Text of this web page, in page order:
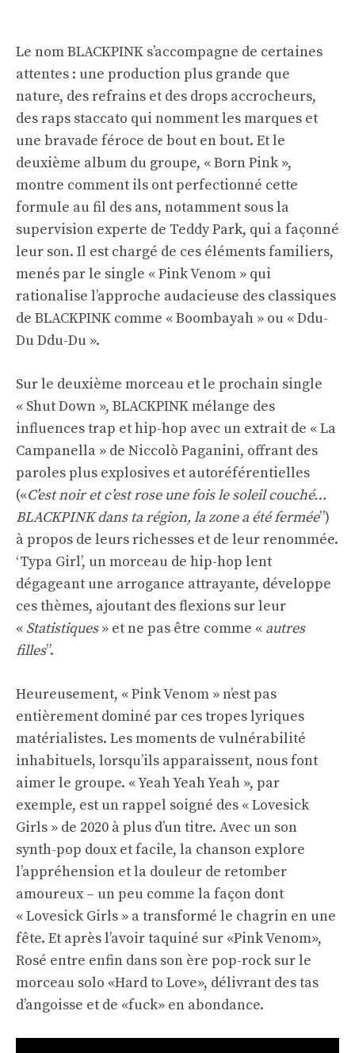
Le nom BLACKPINK s’accompagne de certaines
attentes : une production plus grande que
nature, des refrains et des drops accrocheurs,
des raps staccato qui nomment les marques et
une bravade féroce de bout en bout. Et le
deuxième album du groupe, « Born Pink »,
montre comment ils ont perfectionné cette
formule au fil des ans, notamment sous la
supervision experte de Teddy Park, qui a façonné
leur son. Il est chargé de ces éléments familiers,
menés par le single « Pink Venom » qui
rationalise l’approche audacieuse des classiques
de BLACKPINK comme « Boombayah » ou « Ddu-
Du Ddu-Du ».
Sur le deuxième morceau et le prochain single
« Shut Down », BLACKPINK mélange des
influences trap et hip-hop avec un extrait de « La
Campanella » de Niccolò Paganini, offrant des
paroles plus explosives et autoréférentielles
(«C’est noir et c’est rose une fois le soleil couché…
BLACKPINK dans ta région, la zone a été fermée”)
à propos de leurs richesses et de leur renommée.
‘Typa Girl’, un morceau de hip-hop lent
dégageant une arrogance attrayante, développe
ces thèmes, ajoutant des flexions sur leur
« Statistiques» et ne pas être comme « autres
filles”.
Heureusement, « Pink Venom » n’est pas
entièrement dominé par ces tropes lyriques
matérialistes. Les moments de vulnérabilité
inhabituels, lorsqu’ils apparaissent, nous font
aimer le groupe. « Yeah Yeah Yeah », par
exemple, est un rappel soigné des « Lovesick
Girls » de 2020 à plus d’un titre. Avec un son
synth-pop doux et facile, la chanson explore
l’appréhension et la douleur de retomber
amoureux – un peu comme la façon dont
« Lovesick Girls » a transformé le chagrin en une
fête. Et après l’avoir taquiné sur «Pink Venom»,
Rosé entre enfin dans son ère pop-rock sur le
morceau solo «Hard to Love», délivrant des tas
d’angoisse et de «fuck» en abondance.